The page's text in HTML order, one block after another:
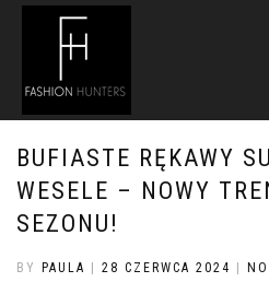
BUFIASTE RĘKAWY
WESELE – NOWY
SEZONU!
BY PAULA 28 CZERWCA 2024